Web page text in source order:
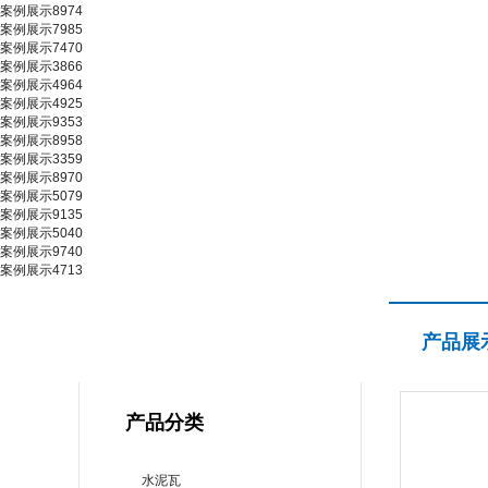
案例展示8974
案例展示7985
案例展示7470
案例展示3866
案例展示4964
案例展示4925
案例展示9353
案例展示8958
案例展示3359
案例展示8970
案例展示5079
案例展示9135
案例展示5040
案例展示9740
案例展示4713
产品分类
水泥瓦
产品展